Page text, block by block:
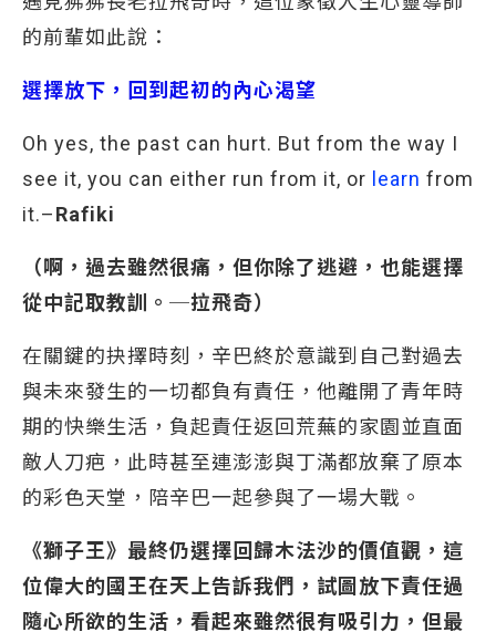
的前輩如此說：
選擇放下，回到起初的內心渴望
Oh yes, the past can hurt. But from the way I
see it, you can either run from it, or learn from
it.–Rafiki
（啊，過去雖然很痛，但你除了逃避，也能選擇
從中記取教訓。─拉飛奇）
在關鍵的抉擇時刻，辛巴終於意識到自己對過去
與未來發生的一切都負有責任，他離開了青年時
期的快樂生活，負起責任返回荒蕪的家園並直面
敵人刀疤，此時甚至連澎澎與丁滿都放棄了原本
的彩色天堂，陪辛巴一起參與了一場大戰。
《獅子王》最終仍選擇回歸木法沙的價值觀，這
位偉大的國王在天上告訴我們，試圖放下責任過
隨心所欲的生活，看起來雖然很有吸引力，但最